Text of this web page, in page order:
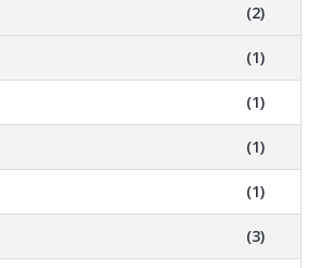
(2)
(1)
(1)
(1)
(1)
(3)